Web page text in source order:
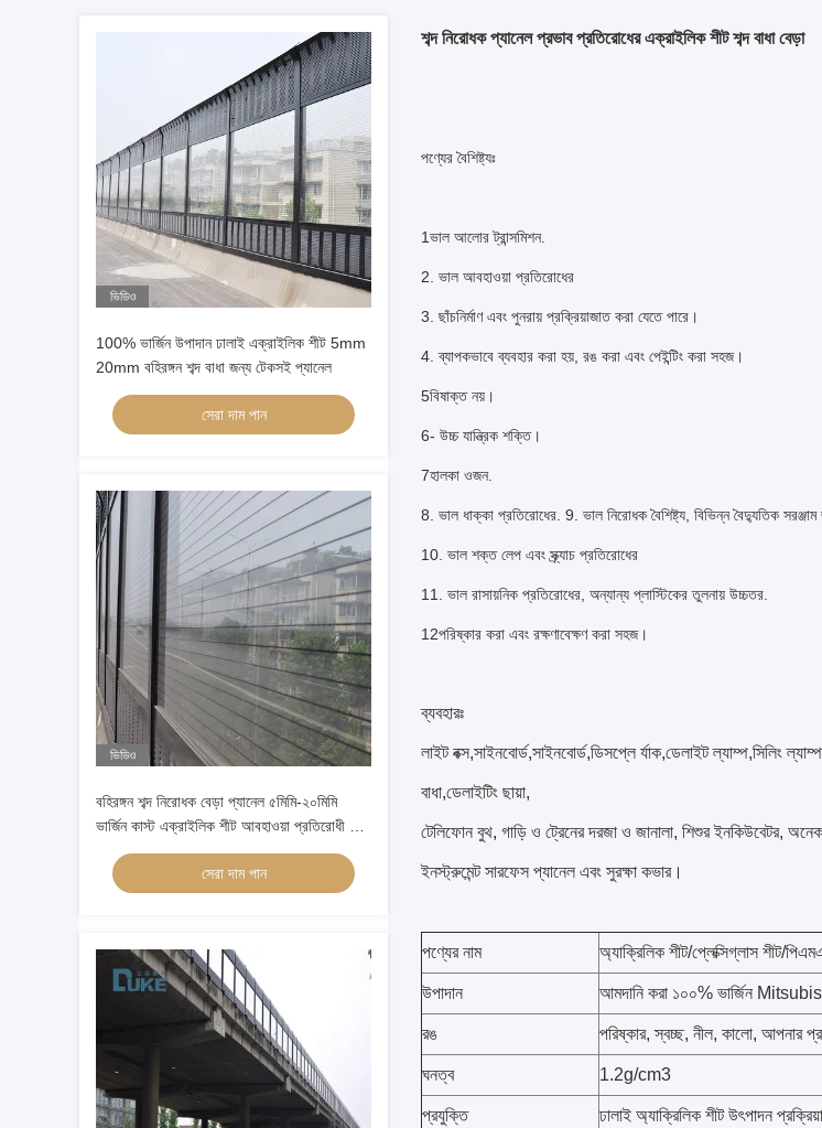
ভিডিও
100% ভার্জিন উপাদান ঢালাই এক্রাইলিক শীট 5mm
20mm বহিরঙ্গন শব্দ বাধা জন্য টেকসই প্যানেল
সেরা দাম পান
ভিডিও
বহিরঙ্গন শব্দ নিরোধক বেড়া প্যানেল ৫মিমি-২০মিমি
ভার্জিন কাস্ট এক্রাইলিক শীট আবহাওয়া প্রতিরোধী শব্দ
নিরোধক
সেরা দাম পান
শব্দ নিরোধক প্যানেল প্রভাব প্রতিরোধের এক্রাইলিক শীট শব্দ বাধা বেড়া
পণ্যের বৈশিষ্ট্যঃ
1ভাল আলোর ট্রান্সমিশন.
2. ভাল আবহাওয়া প্রতিরোধের
3. ছাঁচনির্মাণ এবং পুনরায় প্রক্রিয়াজাত করা যেতে পারে।
4. ব্যাপকভাবে ব্যবহার করা হয়, রঙ করা এবং পেইন্টিং করা সহজ।
5বিষাক্ত নয়।
6- উচ্চ যান্ত্রিক শক্তি।
7হালকা ওজন.
8. ভাল ধাক্কা প্রতিরোধের. 9. ভাল নিরোধক বৈশিষ্ট্য, বিভিন্ন বৈদ্যুতিক
10. ভাল শক্ত লেপ এবং স্ক্র্যাচ প্রতিরোধের
11. ভাল রাসায়নিক প্রতিরোধের, অন্যান্য প্লাস্টিকের তুলনায় উচ্চতর.
12পরিষ্কার করা এবং রক্ষণাবেক্ষণ করা সহজ।
ব্যবহারঃ
লাইট বক্স,সাইনবোর্ড,সাইনবোর্ড,ডিসপ্লে র্যাক,ডেলাইট ল্যাম্প,সিলিং
বাধা,ডেলাইটিং ছায়া,
টেলিফোন বুথ, গাড়ি ও ট্রেনের দরজা ও জানালা, শিশুর ইনকিউবেটর, অনেক
ইনস্ট্রুমেন্ট সারফেস প্যানেল এবং সুরক্ষা কভার।
পণ্যের নাম অ্যাক্রিলিক শীট/প্লেক্সিগ্লাস শীট/
উপাদান আমদানি করা ১০০% ভার্জিন
রঙ পরিষ্কার, স্বচ্ছ, নীল, কালো, আপনার
ঘনত্ব 1.2g/cm3
প্রযুক্তি ঢালাই অ্যাক্রিলিক শীট উৎপাদন প্রক্রিয়া